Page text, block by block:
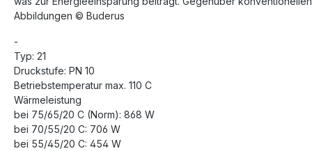
Abbildungen © Buderus
-
Typ: 21
Druckstufe: PN 10
Betriebstemperatur max. 110 C
Wärmeleistung
bei 75/65/20 C (Norm): 868 W
bei 70/55/20 C: 706 W
bei 55/45/20 C: 454 W